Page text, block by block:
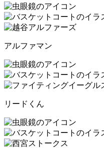
アルファマン
リードくん